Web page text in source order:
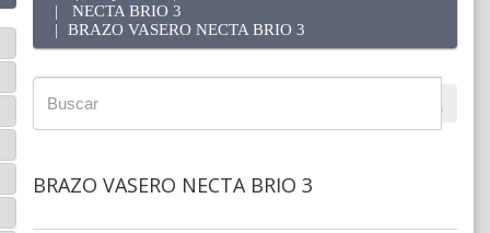
NECTA BRIO 3
BRAZO VASERO NECTA BRIO 3
BRAZO VASERO NECTA BRIO 3